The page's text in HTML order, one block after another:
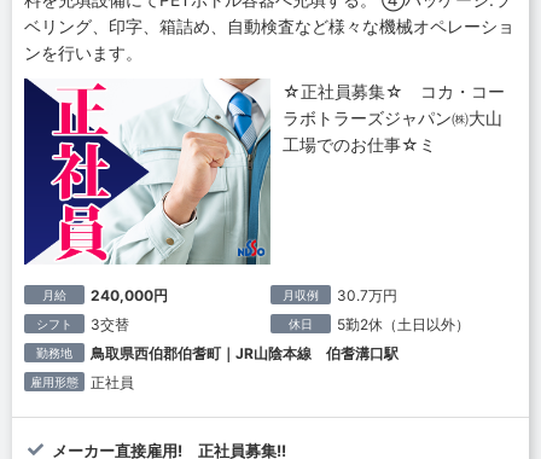
ベリング、印字、箱詰め、自動検査など様々な機械オペレーショ
ンを行います。
☆正社員募集☆ コカ・コー
ラボトラーズジャパン㈱大山
工場でのお仕事☆ミ
月給 240,000円 月収例 30.7万円
シフト 3交替 休日 5勤2休（土日以外）
勤務地 鳥取県西伯郡伯耆町｜JR山陰本線 伯耆溝口駅
雇用形態 正社員
メーカー直接雇用! 正社員募集!!